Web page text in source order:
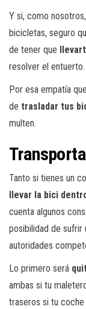
Y si, como
bicicletas, seguro
de tener que
resolver el entuerto.
Por esa empatía
de trasladar tus
multen.
Tanto si tienes un
llevar la bici
cuenta algunos
posibilidad de sufrir
autoridades
Lo primero será
ambas si tu
traseros si tu